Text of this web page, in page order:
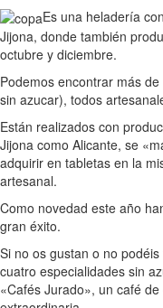
Es una heladería
Jijona, donde también
octubre y diciembre.
Podemos encontrar más
sin azucar), todos
Están realizados con
Jijona como Alicante, se
adquirir en tabletas en la
artesanal.
Como novedad este año
gran éxito.
Si no os gustan o no
cuatro especialidades sin
«Cafés Jurado», un café